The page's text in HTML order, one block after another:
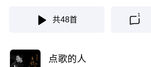
共48首
1
点歌的人